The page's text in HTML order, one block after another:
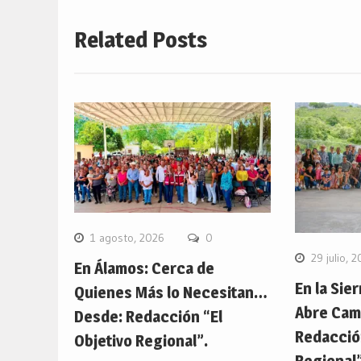
Related Posts
1 agosto, 2026 0
En Álamos: Cerca de
Quienes Más lo Necesitan…
Desde: Redacción “El
Objetivo Regional”.
29 julio,
En la
Abre